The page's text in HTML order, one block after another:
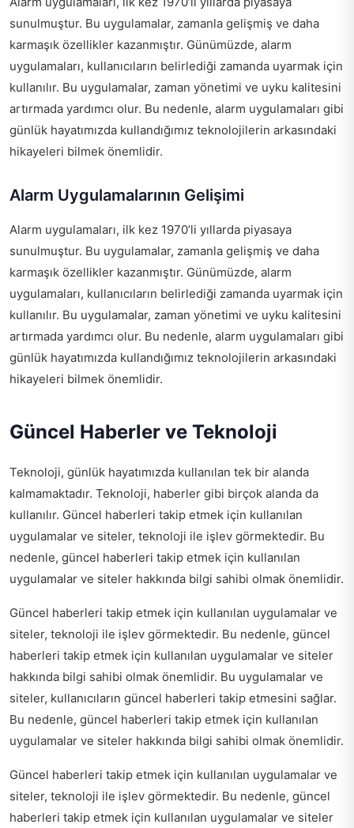
sunulmuştur. Bu uygulamalar, zamanla gelişmiş ve daha
karmaşık özellikler kazanmıştır. Günümüzde, alarm
uygulamaları, kullanıcıların belirlediği zamanda uyarmak için
kullanılır. Bu uygulamalar, zaman yönetimi ve uyku kalitesini
artırmada yardımcı olur. Bu nedenle, alarm uygulamaları gibi
günlük hayatımızda kullandığımız teknolojilerin arkasındaki
hikayeleri bilmek önemlidir.
Alarm Uygulamalarının Gelişimi
Alarm uygulamaları, ilk kez 1970’li yıllarda piyasaya
sunulmuştur. Bu uygulamalar, zamanla gelişmiş ve daha
karmaşık özellikler kazanmıştır. Günümüzde, alarm
uygulamaları, kullanıcıların belirlediği zamanda uyarmak için
kullanılır. Bu uygulamalar, zaman yönetimi ve uyku kalitesini
artırmada yardımcı olur. Bu nedenle, alarm uygulamaları gibi
günlük hayatımızda kullandığımız teknolojilerin arkasındaki
hikayeleri bilmek önemlidir.
Güncel Haberler ve Teknoloji
Teknoloji, günlük hayatımızda kullanılan tek bir alanda
kalmamaktadır. Teknoloji, haberler gibi birçok alanda da
kullanılır. Güncel haberleri takip etmek için kullanılan
uygulamalar ve siteler, teknoloji ile işlev görmektedir. Bu
nedenle, güncel haberleri takip etmek için kullanılan
uygulamalar ve siteler hakkında bilgi sahibi olmak önemlidir.
Güncel haberleri takip etmek için kullanılan uygulamalar ve
siteler, teknoloji ile işlev görmektedir. Bu nedenle, güncel
haberleri takip etmek için kullanılan uygulamalar ve siteler
hakkında bilgi sahibi olmak önemlidir. Bu uygulamalar ve
siteler, kullanıcıların güncel haberleri takip etmesini sağlar.
Bu nedenle, güncel haberleri takip etmek için kullanılan
uygulamalar ve siteler hakkında bilgi sahibi olmak önemlidir.
Güncel haberleri takip etmek için kullanılan uygulamalar ve
siteler, teknoloji ile işlev görmektedir. Bu nedenle, güncel
haberleri takip etmek için kullanılan uygulamalar ve siteler